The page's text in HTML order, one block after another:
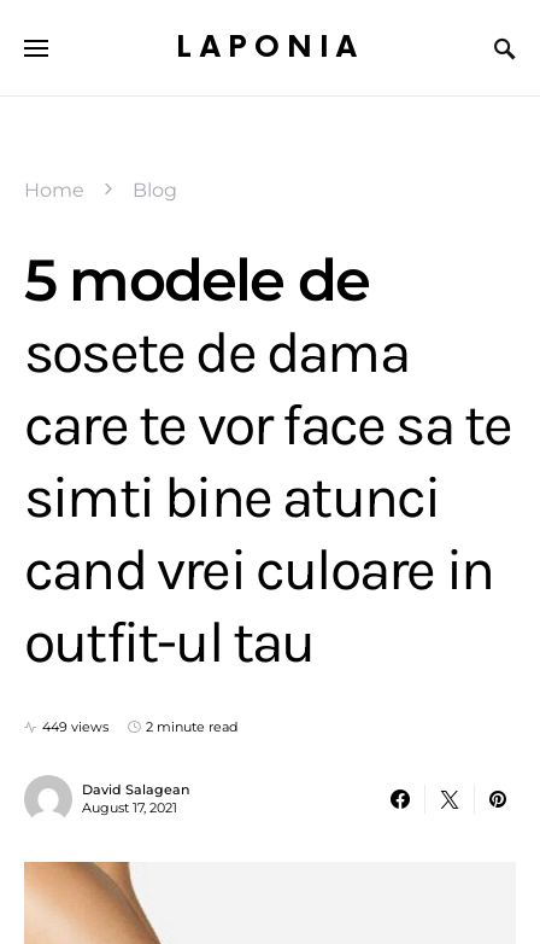
LAPONIA
Home Blog
5 modele de
sosete de dama
care te vor face sa te
simti bine atunci
cand vrei culoare in
outfit-ul tau
449 views 2 minute read
David Salagean
August 17, 2021